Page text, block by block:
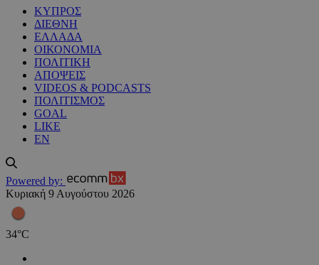
ΚΥΠΡΟΣ
ΔΙΕΘΝΗ
ΕΛΛΑΔΑ
ΟΙΚΟΝΟΜΙΑ
ΠΟΛΙΤΙΚΗ
ΑΠΟΨΕΙΣ
VIDEOS & PODCASTS
ΠΟΛΙΤΙΣΜΟΣ
GOAL
LIKE
EN
Powered by:
Κυριακή 9 Αυγούστου 2026
34°C